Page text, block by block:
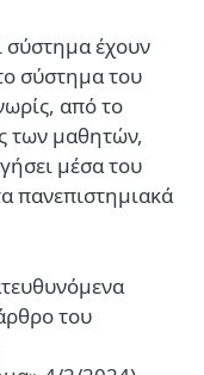
σύστημα έχουν
σύστημα του
από το
των μαθητών,
μέσα του
πανεπιστημιακά
του